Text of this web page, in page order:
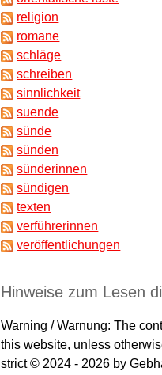
religion
romane
schläge
schreiben
sinnlichkeit
suende
sünde
sünden
sünderinnen
sündigen
texten
verführerinnen
veröffentlichungen
Hinweise zum Lesen
Warning / Warnung: The
this website, unless
strict © 2024 - 2026 by